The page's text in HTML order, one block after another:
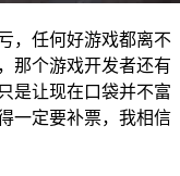
，任何好游戏都离不
那个游戏开发者还有
是让现在口袋并不富
一定要补票，我相信